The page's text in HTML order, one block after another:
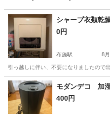
シャープ衣類乾
0円
布施駅 8
引っ越しに伴い、不要になりましたので
大阪 東大阪市 布施駅 生活
モダンデコ 加
400円